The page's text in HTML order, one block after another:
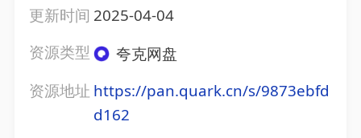
更新时间 2025-04-04
资源类型
夸克网盘
资源地址 https://pan.quark.cn/s/9873ebfd
d162